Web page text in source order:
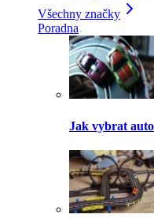
Všechny značky
Poradna
Jak vybrat